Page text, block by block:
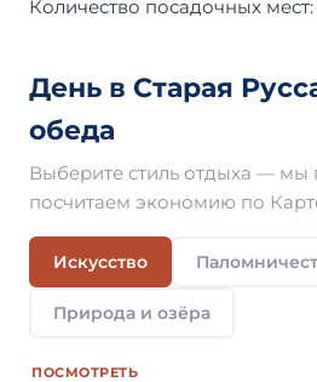
Количество посадочных мест:
День в Старая
обеда
Выберите стиль отдыха —
посчитаем экономию по
Искусство
Природа и озёра
ПОСМОТРЕТЬ